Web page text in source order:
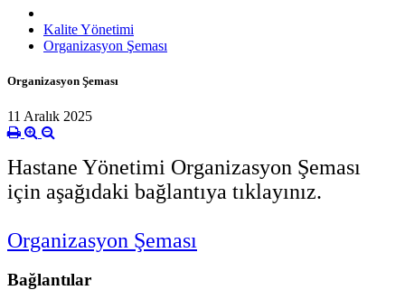
Kalite Yönetimi
Organizasyon Şeması
Organizasyon Şeması
11 Aralık 2025
Hastane Yönetimi Organizasyon Şeması
için aşağıdaki bağlantıya tıklayınız.
Organizasyon Şeması
Bağlantılar